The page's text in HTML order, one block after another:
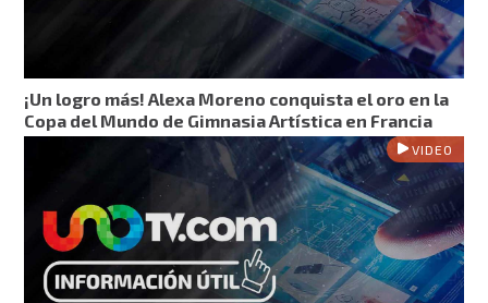
¡Un logro más! Alexa Moreno conquista el oro en la
Copa del Mundo de Gimnasia Artística en Francia
VIDEO